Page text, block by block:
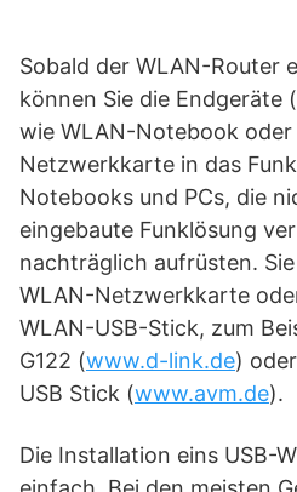
Sobald der WLAN-Router
können Sie die Endgeräte
wie WLAN-Notebook oder
Netzwerkkarte in das
Notebooks und PCs, die
eingebaute Funklösung
nachträglich aufrüsten.
WLAN-Netzwerkkarte
WLAN-USB-Stick, zum
G122 (www.d-link.de)
USB Stick (www.avm.de).
Die Installation eins USB-